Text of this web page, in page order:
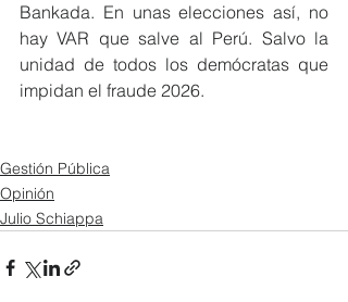
Bankada. En unas elecciones así, no
hay VAR que salve al Perú. Salvo la
unidad de todos los demócratas que
impidan el fraude 2026.
Gestión Pública
Opinión
Julio Schiappa